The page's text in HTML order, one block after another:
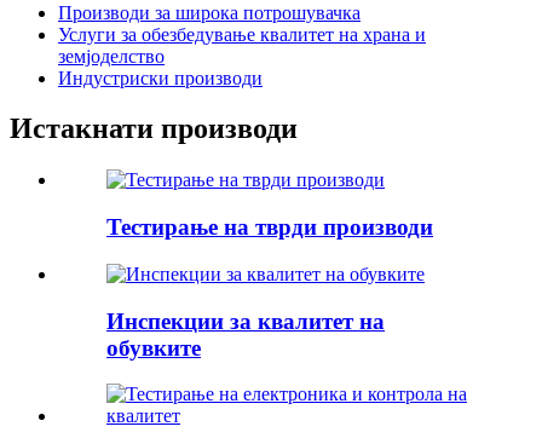
Производи за широка потрошувачка
Услуги за обезбедување квалитет на храна и
земјоделство
Индустриски производи
Истакнати производи
Тестирање на тврди производи
Инспекции за квалитет на
обувките